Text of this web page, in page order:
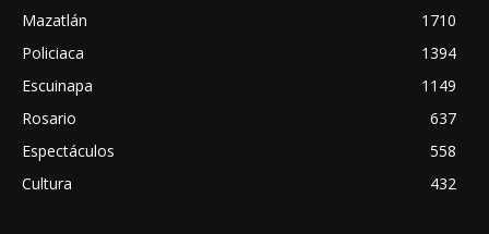
Mazatlán
1710
Policiaca
1394
Escuinapa
1149
Rosario
637
Espectáculos
558
Cultura
432